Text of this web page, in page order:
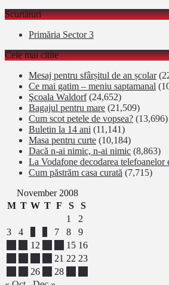
Scurtături
Primăria Sector 3
Cele mai citite
Mesaj pentru sfârșitul de an școlar
Ce mai gatim – meniu saptamanal
Şcoala Waldorf (24,652)
Bagajul pentru mare (21,509)
Cum scot petele de vopsea? (13,696)
Buletin la 14 ani (11,141)
Masa pentru curte (10,184)
Dacă n-ai nimic, n-ai nimic (8,863)
La Vodafone decodarea
Cum păstrăm casa curată (7,715)
November 2008
M T W T F S
S
1
2
3
4 7 8
9
12 15 16
21 22 23
26 28